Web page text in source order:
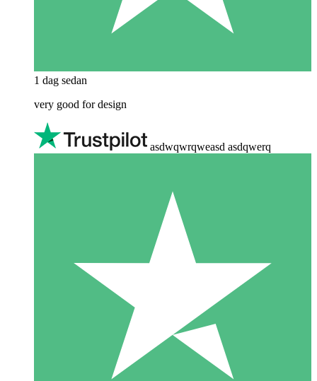
1 dag sedan
very good for design
asdwqwrqweasd asdqwerq